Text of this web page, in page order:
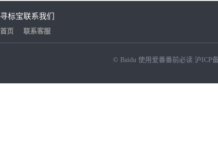
寻标宝
首页
联系我们
联系客服
© Baidu 使用爱番番前必读 沪ICP